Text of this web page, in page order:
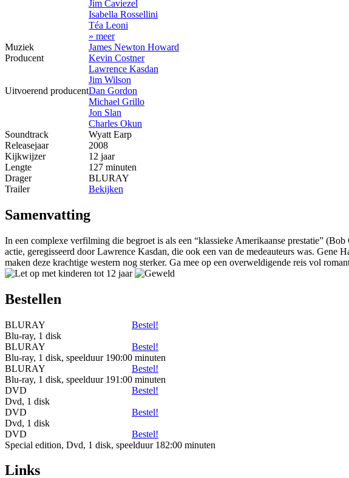
Jim Caviezel
Isabella Rossellini
Téa Leoni
» meer
Muziek
James Newton Howard
Producent
Kevin Costner
Lawrence Kasdan
Jim Wilson
Uitvoerend producentDan Gordon
Michael Grillo
Jon Slan
Charles Okun
Soundtrack
Wyatt Earp
Releasejaar
2008
Kijkwijzer
12 jaar
Lengte
127 minuten
Drager
BLURAY
Trailer
Bekijken
Samenvatting
In een complexe verfilming die begroet is als een “klassieke Amerikaanse prestatie”
actie, geregisseerd door Lawrence Kasdan, die ook een van de medeauteurs was.
maken deze krachtige western nog sterker. Ga mee op een overweldigende reis vol
Bestellen
BLURAY
Bestel!
Blu-ray, 1 disk
BLURAY
Bestel!
Blu-ray, 1 disk, speelduur 190:00 minuten
BLURAY
Bestel!
Blu-ray, 1 disk, speelduur 191:00 minuten
DVD
Bestel!
Dvd, 1 disk
DVD
Bestel!
Dvd, 1 disk
DVD
Bestel!
Special edition, Dvd, 1 disk, speelduur 182:00 minuten
Links